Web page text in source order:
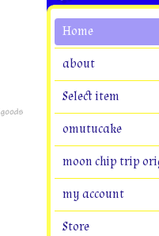
Home
about
Select item
omutucake
moon chip trip
my account
Store